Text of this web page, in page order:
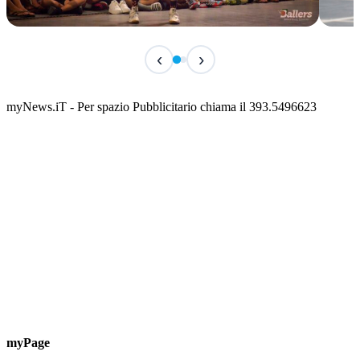
Classic Contest 3vs3 Memorial Michele
📅 6 Agosto 2026 · 09:00 · 📍 Lungomare C. Colombo
‹ ›
myNews.iT - Per spazio Pubblicitario chiama il 393.5496623
myPage